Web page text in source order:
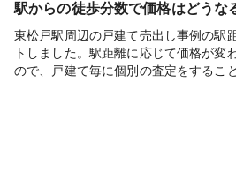
駅からの徒歩分数で価格はどうな
東松戸駅周辺の戸建て売出し事例の駅
トしました。駅距離に応じて価格が変
ので、戸建て毎に個別の査定をするこ